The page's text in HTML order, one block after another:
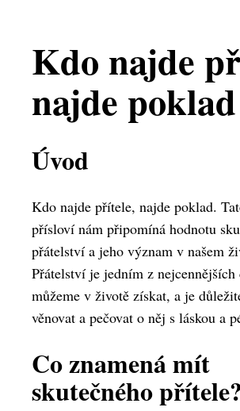
Kdo najde
najde poklad
Úvod
Kdo najde přítele, najde poklad.
přísloví nám připomíná hodnotu
přátelství a jeho význam v našem
Přátelství je jedním z nejcennějších
můžeme v životě získat, a je
věnovat a pečovat o něj s láskou a
Co znamená mít
skutečného